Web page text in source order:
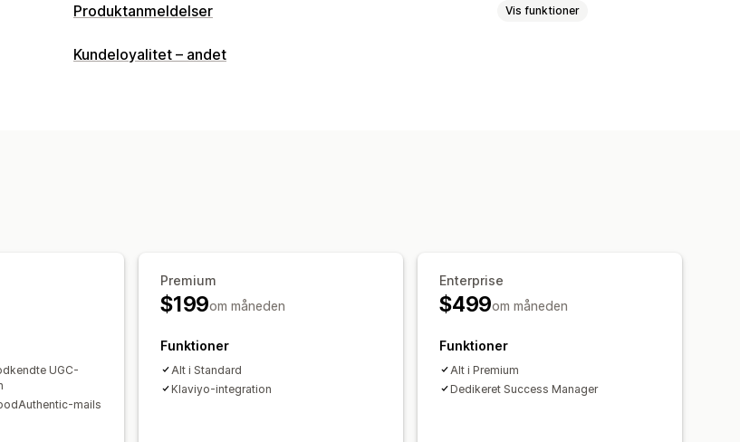
Produktanmeldelser Vis funktioner
Visningsindstillinger
Kundeloyalitet – andet
UGC-
mails
Premium
$199om måneden
Funktioner
Alt i Standard
Klaviyo-integration
Enterprise
$499om måneden
Funktioner
Alt i Premium
Dedikeret Success Manager